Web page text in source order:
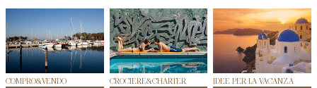
COMPRO&VENDO CROCIERE&CHARTER IDEE PER LA VACANZA